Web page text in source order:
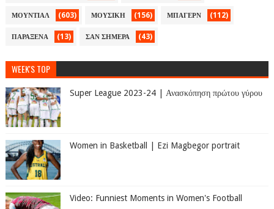
ΜΟΥΝΤΙΑΛ (603) ΜΟΥΣΙΚΗ (156) ΜΠΑΓΕΡΝ (112)
ΠΑΡΑΞΕΝΑ (13) ΣΑΝ ΣΗΜΕΡΑ (43)
WEEK'S TOP
Super League 2023-24 | Ανασκόπηση πρώτου γύρου
Women in Basketball | Ezi Magbegor portrait
Video: Funniest Moments in Women's Football